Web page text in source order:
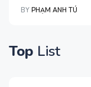
BY PHẠM ANH TÚ
Top List